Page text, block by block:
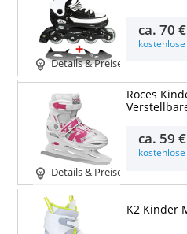
Details & Preise
ca.70 €
Details & Preise
Roces
ca. 59 €
K2 Kinder